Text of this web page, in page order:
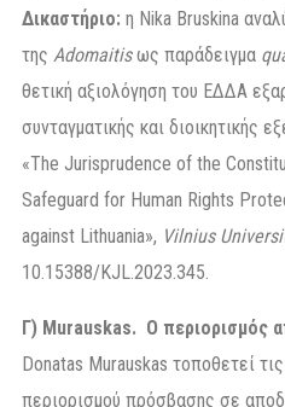
Δικαστήριο: η Nika Bruskina
της Adomaitisως παράδειγμα
θετική αξιολόγηση του ΕΔΔΑ
συνταγματικής και διοικητικής
«The Jurisprudence of the
Safeguard for Human Rights
against Lithuania», Vilnius
10.15388/KJL.2023.345.
Γ) Murauskas. Ο περιορισμός
Donatas Murauskas τοποθετεί
περιορισμού πρόσβασης σε